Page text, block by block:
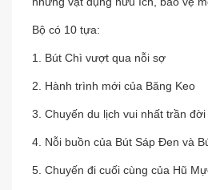
Bộ có 10 tựa:
1. Bút Chì vượt qua nỗi sợ
2. Hành trình mới của Băng Keo
3. Chuyến du lịch vui nhất trần đời
4. Nỗi buồn của Bút Sáp Đen và
5. Chuyến đi cuối cùng của Hũ